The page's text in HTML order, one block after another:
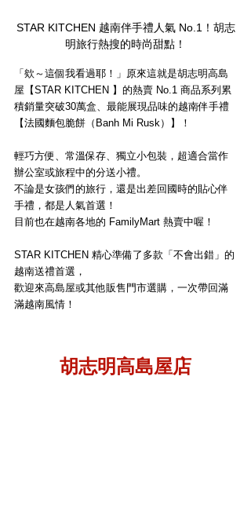
STAR KITCHEN 越南伴手禮人氣 No.1！胡志
明旅行熱搜的時尚甜點！
「欸～這個我看過耶！」原來這就是胡志明高島
屋【STAR KITCHEN 】的熱賣 No.1 商品系列累
積銷量突破30萬盒、最能展現品味的越南伴手禮
【法國麵包脆餅（Banh Mi Rusk）】！
輕巧方便、常溫保存、獨立小包裝，超適合當作
辦公室或旅程中的分送小禮。
不論是女孩們的旅行，還是出差回國時的貼心伴
手禮，都是人氣首選！
目前也在越南各地的 FamilyMart 熱賣中喔！
STAR KITCHEN 精心準備了多款「不會出錯」的
越南送禮首選，
歡迎來高島屋或其他販售門市選購，一次帶回滿
滿越南風情！
胡志明高島屋店